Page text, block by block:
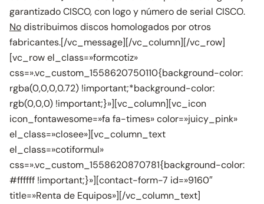
garantizado CISCO, con logo y número de serial CISCO.
Nodistribuimos discos homologados por otros
fabricantes.[/vc_message][/vc_column][/vc_row]
[vc_row el_class=»formcotiz»
css=».vc_custom_1558620750110{background-color:
rgba(0,0,0,0.72) !important;*background-color:
rgb(0,0,0) !important;}»][vc_column][vc_icon
icon_fontawesome=»fa fa-times» color=»juicy_pink»
el_class=»closee»][vc_column_text
el_class=»cotiformul»
css=».vc_custom_1558620870781{background-color:
#ffffff !important;}»][contact-form-7 id=»9160″
title=»Renta de Equipos»][/vc_column_text]